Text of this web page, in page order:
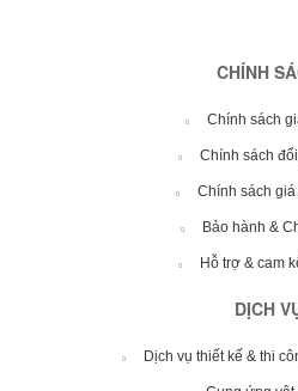
CHÍNH
Chính sách
Chính sách
Chính sách
Bảo hành &
Hỗ trợ & cam
DỊCH
Dịch vụ thiết kế & thi